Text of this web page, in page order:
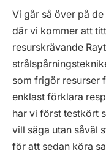
Vi går så över på
där vi kommer att
resurskrävande
som frigör resurser
enklast förklara
har vi först testkört
vill säga utan såväl
för att sedan köra